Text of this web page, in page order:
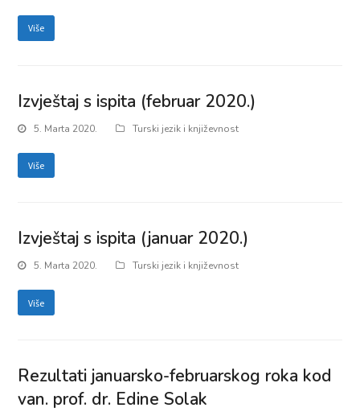
Više
Izvještaj s ispita (februar 2020.)
5. Marta 2020. Turski jezik i književnost
Više
Izvještaj s ispita (januar 2020.)
5. Marta 2020. Turski jezik i književnost
Više
Rezultati januarsko-februarskog roka kod
van. prof. dr. Edine Solak